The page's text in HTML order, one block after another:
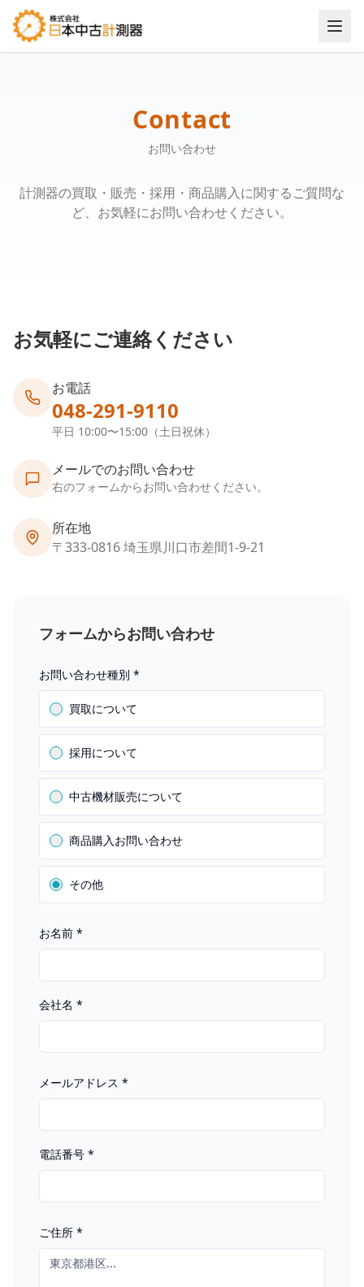
Contact
お問い合わせ
計測器の買取・販売・採用・商品購入に関するご質問な
ど、お気軽にお問い合わせください。
お気軽にご連絡ください
お電話
048-291-9110
平日 10:00〜15:00（土日祝休）
メールでのお問い合わせ
右のフォームからお問い合わせください。
所在地
〒333-0816 埼玉県川口市差間1-9-21
フォームからお問い合わせ
お問い合わせ種別 *
買取について
採用について
中古機材販売について
商品購入お問い合わせ
その他
お名前 *
会社名 *
メールアドレス *
電話番号 *
ご住所 *